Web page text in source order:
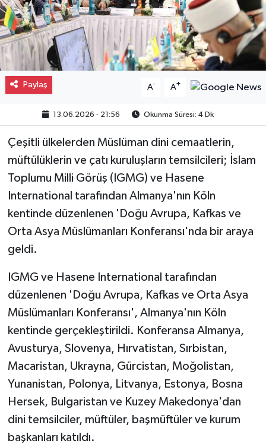
Paylaş A- A+
13.06.2026 - 21:56 Okunma Süresi: 4 Dk
Çeşitli ülkelerden Müslüman dini cemaatlerin,
müftülüklerin ve çatı kuruluşların temsilcileri; İslam
Toplumu Milli Görüş (IGMG) ve Hasene
International tarafından Almanya'nın Köln
kentinde düzenlenen 'Doğu Avrupa, Kafkas ve
Orta Asya Müslümanları Konferansı'nda bir araya
geldi.
IGMG ve Hasene International tarafından
düzenlenen 'Doğu Avrupa, Kafkas ve Orta Asya
Müslümanları Konferansı', Almanya'nın Köln
kentinde gerçekleştirildi. Konferansa Almanya,
Avusturya, Slovenya, Hırvatistan, Sırbistan,
Macaristan, Ukrayna, Gürcistan, Moğolistan,
Yunanistan, Polonya, Litvanya, Estonya, Bosna
Hersek, Bulgaristan ve Kuzey Makedonya'dan
dini temsilciler, müftüler, başmüftüler ve kurum
başkanları katıldı.